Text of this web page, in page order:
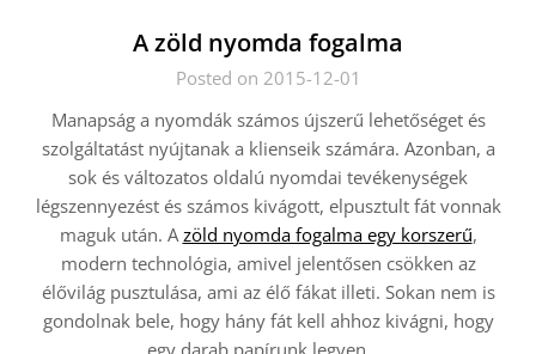
A zöld nyomda fogalma
Posted on 2015-12-01
Manapság a nyomdák számos újszerű lehetőséget és
szolgáltatást nyújtanak a klienseik számára. Azonban, a
sok és változatos oldalú nyomdai tevékenységek
légszennyezést és számos kivágott, elpusztult fát vonnak
maguk után. Azöld nyomda fogalma egy korszerű,
modern technológia, amivel jelentősen csökken az
élővilág pusztulása, ami az élő fákat illeti. Sokan nem is
gondolnak bele, hogy hány fát kell ahhoz kivágni, hogy
egy darab papírunk legyen. …